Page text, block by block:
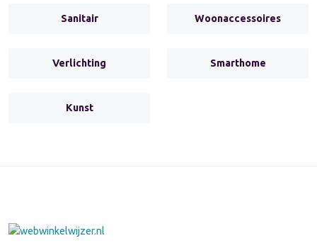
Sanitair Woonaccessoires
Verlichting Smarthome
Kunst